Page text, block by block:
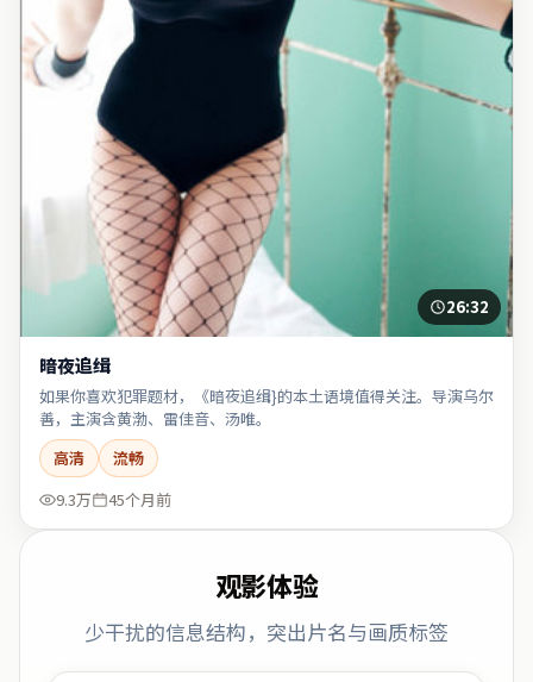
26:32
暗夜追缉
如果你喜欢犯罪题材，《暗夜追缉}的本土语境值得关注。导演乌尔
善，主演含黄渤、雷佳音、汤唯。
高清
流畅
9.3万
45个月前
观影体验
少干扰的信息结构，突出片名与画质标签